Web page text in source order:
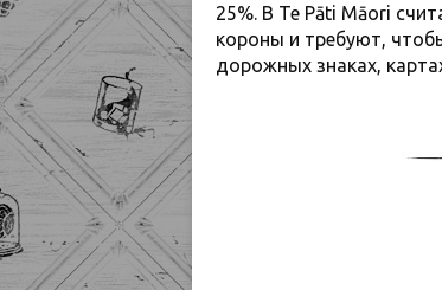
25%. В Te Pāti Māori
короны и требуют,
дорожных знаках,